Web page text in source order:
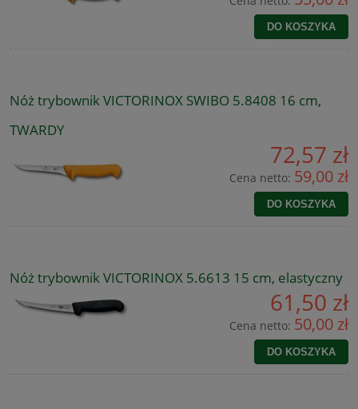
DO KOSZYKA
Nóż trybownik VICTORINOX SWIBO 5.8408 16 cm,
TWARDY
72,57 zł
Cena netto: 59,00 zł
DO KOSZYKA
Nóż trybownik VICTORINOX 5.6613 15 cm, elastyczny
61,50 zł
Cena netto: 50,00 zł
DO KOSZYKA